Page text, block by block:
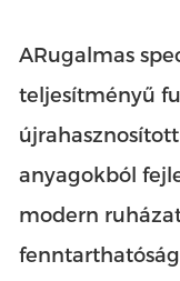
ARugalmas
teljesítményű
anyagokból
modern